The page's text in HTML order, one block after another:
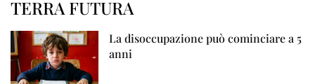
TERRA FUTURA
La disoccupazione può cominciare a 5
anni